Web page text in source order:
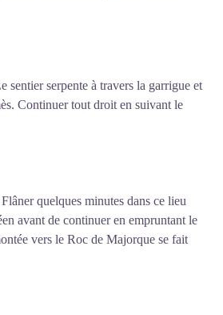
sentier serpente à travers la garrigue et
Continuer tout droit en suivant le
quelques minutes dans ce lieu
avant de continuer en empruntant le
vers le Roc de Majorque se fait